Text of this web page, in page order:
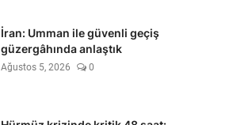
İran: Umman ile güvenli geçiş
güzergâhında anlaştık
Ağustos 5, 2026 0